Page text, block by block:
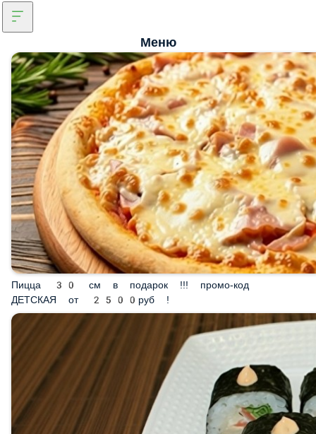
Меню
Пицца 30 см в подарок !!! промо-код ДЕТСКАЯ от
2500руб !